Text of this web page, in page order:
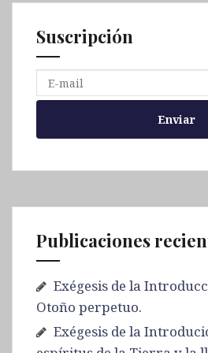
Suscripción
Publicaciones
Exégesis de la
Otoño perpetuo.
Exégesis de la